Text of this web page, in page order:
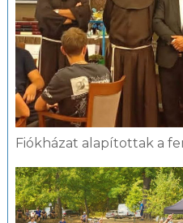
Fiókházat alapítottak a